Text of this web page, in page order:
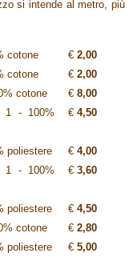
si intende al metro, più
cotone € 2,00
cotone
€ 2,00
cotone
€ 8,00
1 - 100%
€ 4,50
poliestere € 4,00
1 - 100%
€ 3,60
poliestere € 4,50
cotone
€ 2,80
poliestere
€ 5,00